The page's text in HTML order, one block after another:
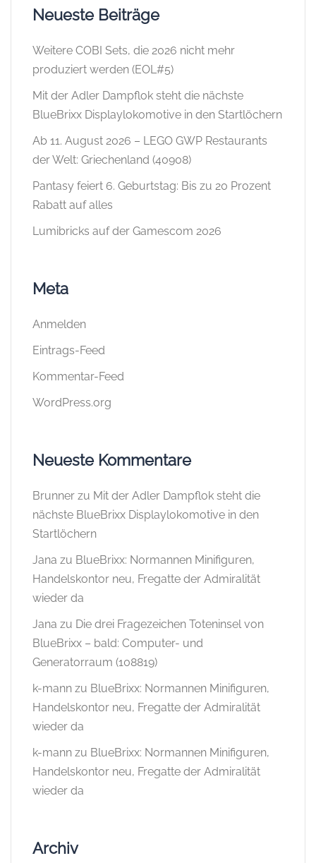
Neueste Beiträge
Weitere COBI Sets, die 2026 nicht mehr
produziert werden (EOL#5)
Mit der Adler Dampflok steht die nächste
BlueBrixx Displaylokomotive in den Startlöchern
Ab 11. August 2026 – LEGO GWP Restaurants
der Welt: Griechenland (40908)
Pantasy feiert 6. Geburtstag: Bis zu 20 Prozent
Rabatt auf alles
Lumibricks auf der Gamescom 2026
Meta
Anmelden
Eintrags-Feed
Kommentar-Feed
WordPress.org
Neueste Kommentare
Brunner zu Mit der Adler Dampflok steht die
nächste BlueBrixx Displaylokomotive in den
Startlöchern
Jana zu BlueBrixx: Normannen Minifiguren,
Handelskontor neu, Fregatte der Admiralität
wieder da
Jana zu Die drei Fragezeichen Toteninsel von
BlueBrixx – bald: Computer- und
Generatorraum (108819)
k-mann zu BlueBrixx: Normannen Minifiguren,
Handelskontor neu, Fregatte der Admiralität
wieder da
k-mann zu BlueBrixx: Normannen Minifiguren,
Handelskontor neu, Fregatte der Admiralität
wieder da
Archiv